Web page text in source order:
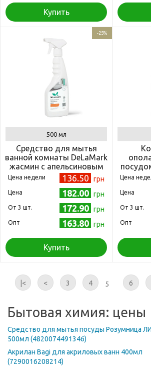
Купить
-25%
500 мл
Средство для мытья
ванной комнаты DeLaMark
жасмин с апельсиновым
цветком 0,5 л
Цена недели 136.50 грн
Цена 182.00 грн
Oт 3 шт. 172.90 грн
Опт 163.80 грн
Купить
Цена
Цена
Oт 3 шт.
Опт
|< < 3 4 5 6
Бытовая химия: цены
Средство для мытья посуды Розумница
500мл (4820074491346)
Акрилан Bagi для акриловых ванн 400мл
(7290016208214)